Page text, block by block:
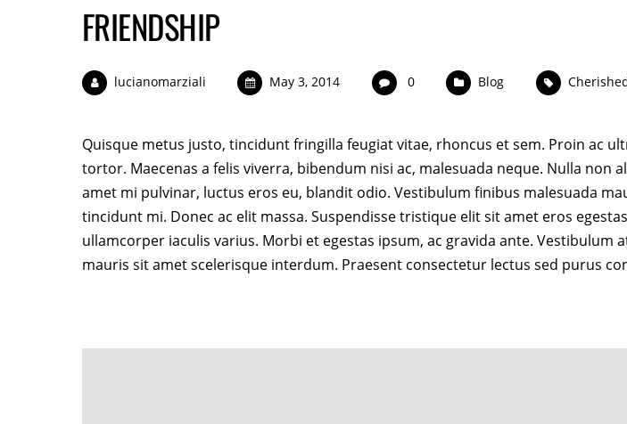
FRIENDSHIP
lucianomarziali May 3, 2014 0 Blog
Quisque metus justo, tincidunt fringilla feugiat vitae, rhoncus et sem. Proin ac
tortor. Maecenas a felis viverra, bibendum nisi ac, malesuada neque. Nulla non
amet mi pulvinar, luctus eros eu, blandit odio. Vestibulum finibus malesuada
tincidunt mi. Donec ac elit massa. Suspendisse tristique elit sit amet eros
ullamcorper iaculis varius. Morbi et egestas ipsum, ac gravida ante. Vestibulum
mauris sit amet scelerisque interdum. Praesent consectetur lectus sed purus